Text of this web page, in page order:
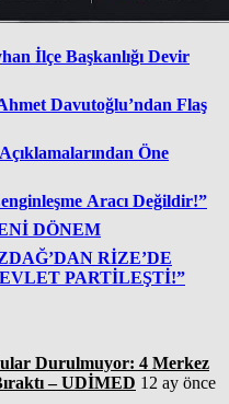
İlçe Başkanlığı Devir
Davutoğlu’ndan Flaş
Öne
Aracı Değildir!”
DÖNEM
RİZE’DE
PARTİLEŞTİ!”
Durulmuyor: 4 Merkez
– UDİMED 12 ay önce